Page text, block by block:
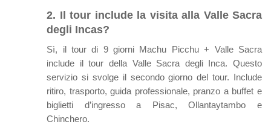
2. Il tour include la visita alla Valle Sacra
degli Incas?
Sì, il tour di 9 giorni Machu Picchu + Valle Sacra
include il tour della Valle Sacra degli Inca. Questo
servizio si svolge il secondo giorno del tour. Include
ritiro, trasporto, guida professionale, pranzo a buffet e
biglietti d’ingresso a Pisac, Ollantaytambo e
Chinchero.